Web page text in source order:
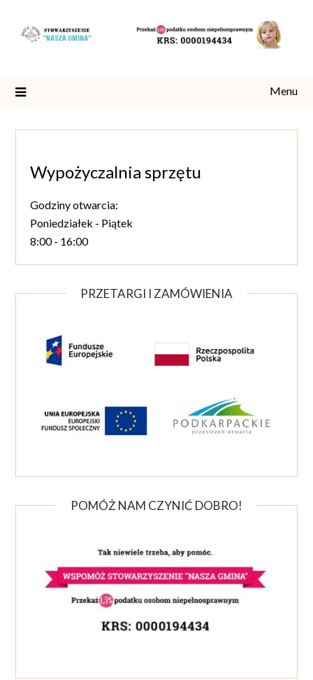
content
Menu
Wypożyczalnia sprzętu
Godziny otwarcia:
Poniedziałek - Piątek
8:00 - 16:00
PRZETARGI I ZAMÓWIENIA
POMÓŻ NAM CZYNIĆ DOBRO!